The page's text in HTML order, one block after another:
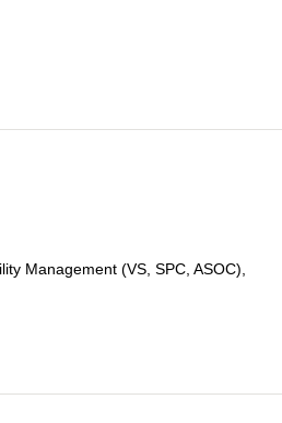
Management (VS, SPC, ASOC),